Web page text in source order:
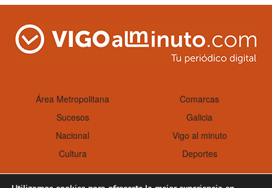
Área Metropolitana
Comarcas
Sucesos
Galicia
Nacional
Vigo al minuto
Cultura
Deportes